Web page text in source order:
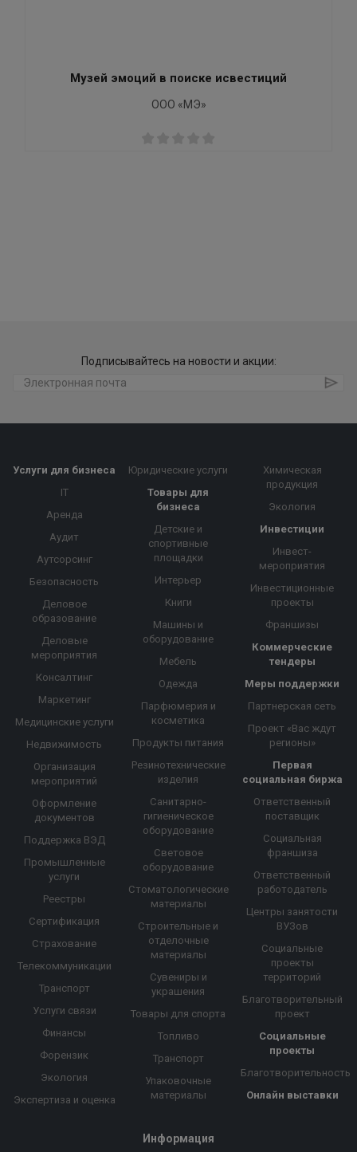
Музей эмоций в поиске исвестиций
ООО «МЭ»
Подписывайтесь на новости и акции:
Услуги для бизнеса
IT
Аренда
Аудит
Аутсорсинг
Безопасность
Деловое
образование
Деловые
мероприятия
Консалтинг
Маркетинг
Медицинские услуги
Недвижимость
Организация
мероприятий
Оформление
документов
Поддержка ВЭД
Промышленные
услуги
Реестры
Сертификация
Страхование
Телекоммуникации
Транспорт
Услуги связи
Финансы
Форензик
Экология
Экспертиза и оценка
Юридические услуги
Товары для
бизнеса
Детские и
спортивные
площадки
Интерьер
Книги
Машины и
оборудование
Мебель
Одежда
Парфюмерия и
косметика
Продукты питания
Резинотехнические
изделия
Санитарно-
гигиеническое
оборудование
Световое
оборудование
Стоматологические
материалы
Строительные и
отделочные
материалы
Сувениры и
украшения
Товары для спорта
Топливо
Транспорт
Упаковочные
материалы
Химическая
продукция
Экология
Инвестиции
Инвест-
мероприятия
Инвестиционные
проекты
Франшизы
Коммерческие
тендеры
Меры поддержки
Партнерская сеть
Проект «Вас ждут
регионы»
Первая
социальная биржа
Ответственный
поставщик
Социальная
франшиза
Ответственный
работодатель
Центры занятости
ВУЗов
Социальные
проекты
территорий
Благотворительный
проект
Социальные
проекты
Благотворительность
Онлайн выставки
Информация